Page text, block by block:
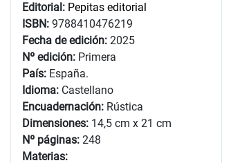
Editorial: Pepitas editorial
ISBN: 9788410476219
Fecha de edición: 2025
Nº edición: Primera
País: España.
Idioma: Castellano
Encuadernación: Rústica
Dimensiones: 14,5 cm x 21 cm
Nº páginas: 248
Materias: